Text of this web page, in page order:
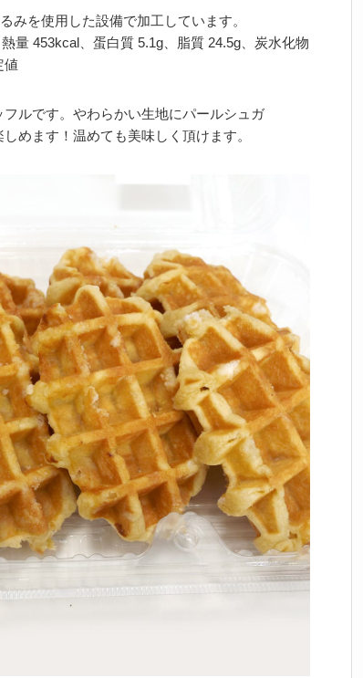
を使用した設備で加工しています。
量 453kcal、蛋白質 5.1g、脂質 24.5g、炭水化物
値
ルです。やわらかい生地にパールシュガ
めます！温めても美味しく頂けます。